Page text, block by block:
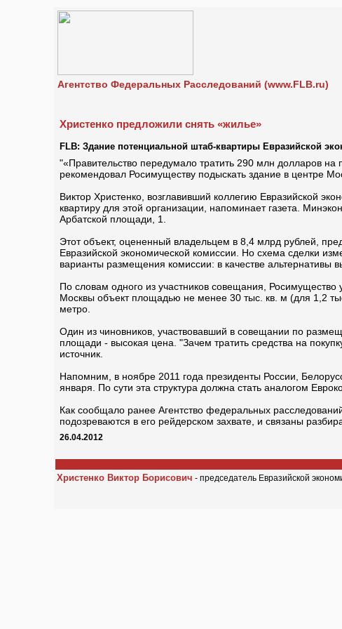
Агентство Федеральных Расследований (www.FLB.ru)
Христенко предложили снять «жилье»
FLB: Здание потенциальной штаб-квартиры Евразийской
"«Правительство передумало тратить 290 млн долларов
рекомендовал Росимуществу подыскать здание в центре
Виктор Христенко, возглавивший коллегию Евразийской
квартиру для этой организации, напоминает газета.
Арбатской площади, 1.
Этот объект, оцененный владельцем в 8,4 млрд рублей,
Евразийской экономической комиссии. Но схема сделки
варианты размещения комиссии: в качестве альтернативы
По словам одного из участников совещания,
Москвы объект площадью не менее 30 тыс. кв. м (для 1,2
метро.
Один из чиновников, участвовавший в совещании по
площади - высокая цена. "Зачем тратить средства на
источник.
Напомним, в ноябре 2011 года президенты России,
января. По сути эта структура должна стать аналогом
Как сообщало ранее Агентство федеральных
подозреваются в его рейдерском захвате, и связаны
26.04.2012
Христенко Виктор Борисович - председатель Евразийской